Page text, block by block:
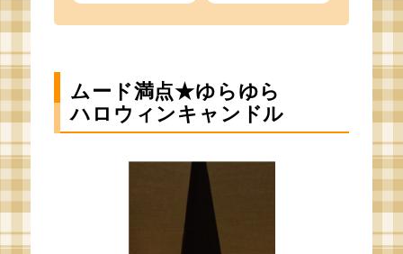
ムード満点★ゆらゆら
ハロウィンキャンドル